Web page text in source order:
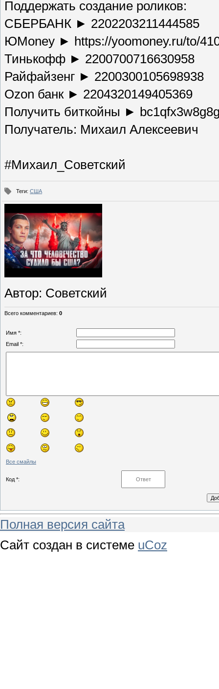
Поддержать создание роликов:
СБЕРБАНК ► 2202203211444585
ЮMoney ► https://yoomoney.ru/to/
Тинькофф ► 2200700716630958
Райфайзенг ► 2200300105698938
Ozon банк ► 2204320149405369
Получить биткойны ►
Получатель: Михаил Алексеевич
#Михаил_Советский
Теги: США
Автор: Советский
Всего комментариев: 0
Имя *:
Email *:
Все смайлы
Код *:
Полная версия сайта
Сайт создан в системе uCoz